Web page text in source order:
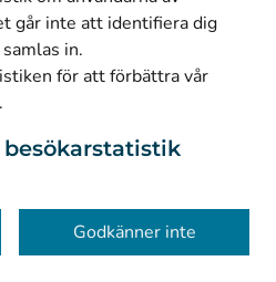
går inte att identifiera dig
in.
för att förbättra vår
Godkänner inte